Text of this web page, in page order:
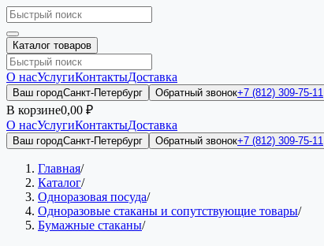
Каталог товаров
О насУслугиКонтактыДоставка
Ваш городСанкт-Петербург Обратный звонок+7 (812) 309-75-11
В корзине0,00 ₽
О насУслугиКонтактыДоставка
Ваш городСанкт-Петербург Обратный звонок+7 (812) 309-75-11
Главная/
Каталог/
Одноразовая посуда/
Одноразовые стаканы и сопутствующие товары/
Бумажные стаканы/